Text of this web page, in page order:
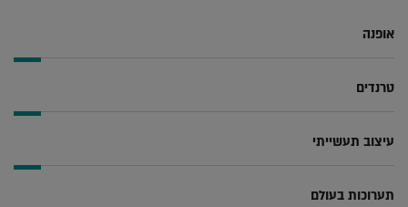
אופנה
טרנדים
עיצוב תעשייתי
תערוכות בעולם